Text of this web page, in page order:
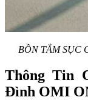
BỒN TẮM SỤC
Thông Tin
Đình OMI